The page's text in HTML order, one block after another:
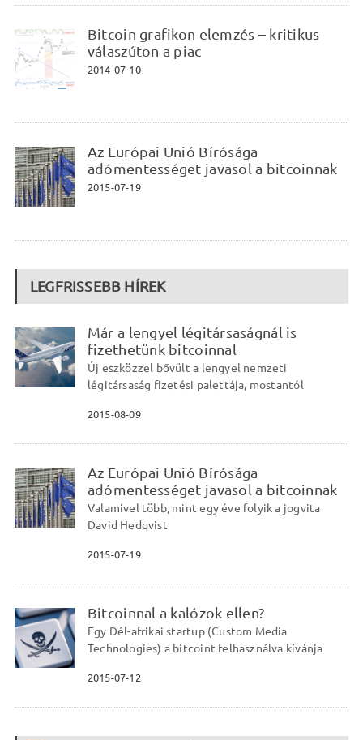
Bitcoin grafikon elemzés – kritikus
válaszúton a piac
2014-07-10
Az Európai Unió Bírósága
adómentességet javasol a bitcoinnak
2015-07-19
LEGFRISSEBB HÍREK
Már a lengyel légitársaságnál is
fizethetünk bitcoinnal
Új eszközzel bővült a lengyel nemzeti
légitársaság fizetési palettája, mostantól
2015-08-09
Az Európai Unió Bírósága
adómentességet javasol a bitcoinnak
Valamivel több, mint egy éve folyik a jogvita
David Hedqvist
2015-07-19
Bitcoinnal a kalózok ellen?
Egy Dél-afrikai startup (Custom Media
Technologies) a bitcoint felhasználva kívánja
2015-07-12